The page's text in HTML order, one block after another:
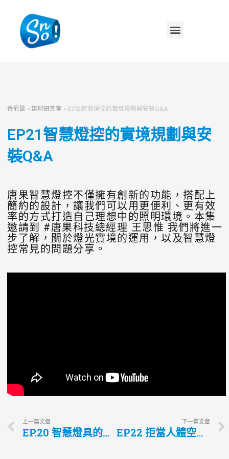
香尼歐 » 建材研究室 » EP21智慧燈控的實境規劃與安裝Q&A
EP21智慧燈控的實境規劃與安
裝Q&A
唐果智慧燈控不僅擁有創新的功能，搭配上
簡約的設計，讓我們可以用更便利、更有效
率的方式打造自己理想中的照明環境。本集
邀請到 #唐果科技總經理 王思惟 我們將進一
步了解，關於燈光實境的運用，以及智慧燈
控常見的問題分享。
上一篇文章
EP.20 智慧燈具的五大創新 室內設計師一定要知道的全系列照明方案
下一篇文章
EP22 拒當人體空氣清淨機!打造健康居家環境